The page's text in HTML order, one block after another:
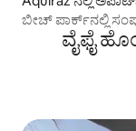
ಬೀಚ್ ಪಾರ್ಕ್‌ನಲ್ಲಿ
ವೈಫೈ